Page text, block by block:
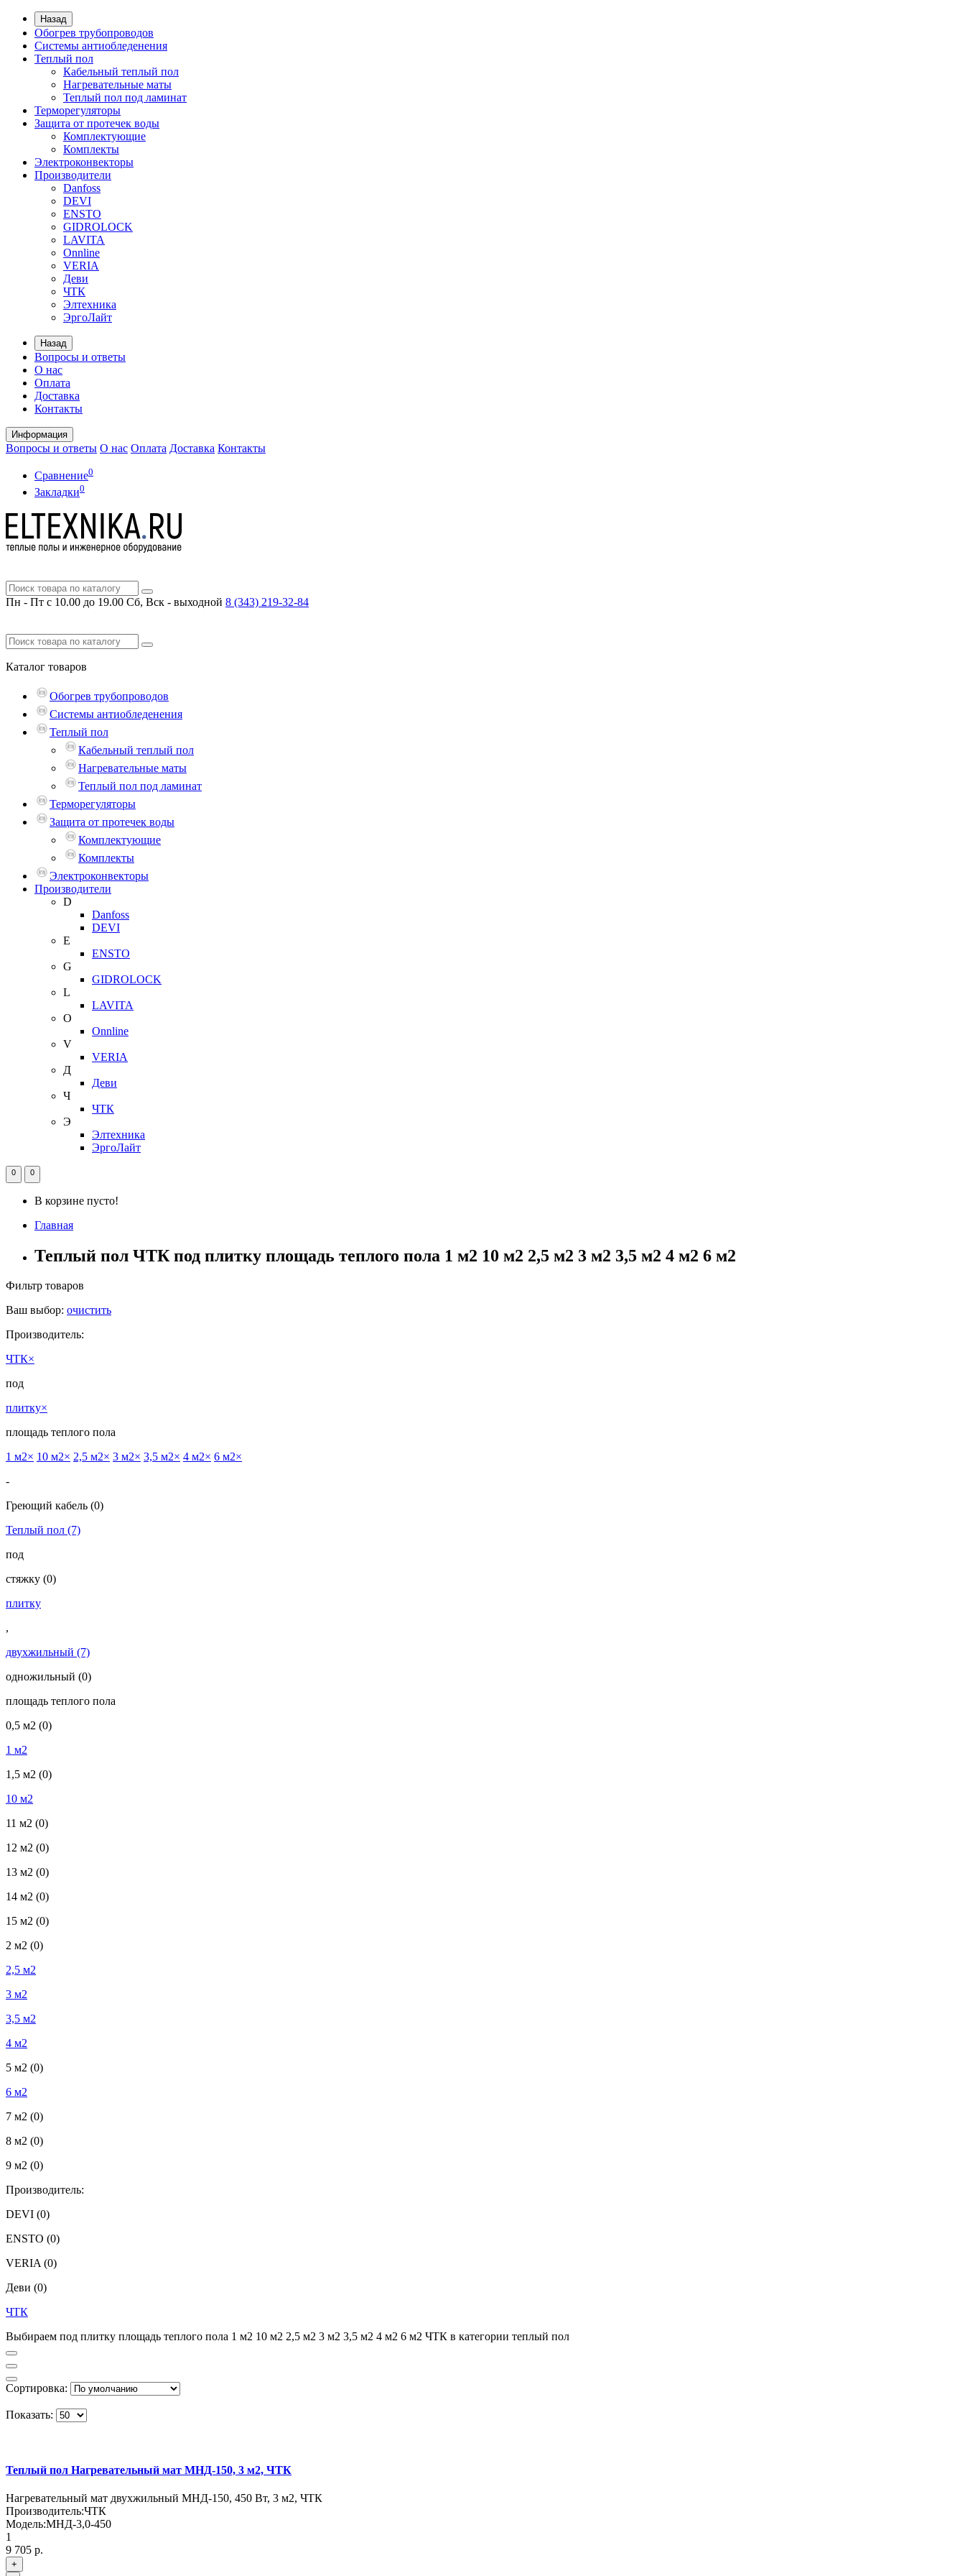
Назад
Обогрев трубопроводов
Системы антиобледенения
Теплый пол
Кабельный теплый пол
Нагревательные маты
Теплый пол под ламинат
Терморегуляторы
Защита от протечек воды
Комплектующие
Комплекты
Электроконвекторы
Производители
Danfoss
DEVI
ENSTO
GIDROLOCK
LAVITA
Onnline
VERIA
Деви
ЧТК
Элтехника
ЭргоЛайт
Назад
Вопросы и ответы
О нас
Оплата
Доставка
Контакты
Информация
Вопросы и ответы О нас Оплата Доставка Контакты
Сравнение0
Закладки0
Пн - Пт с 10.00 до 19.00 Сб, Вск - выходной 8 (343) 219-32-84
Каталог товаров
Обогрев трубопроводов
Системы антиобледенения
Теплый пол
Кабельный теплый пол
Нагревательные маты
Теплый пол под ламинат
Терморегуляторы
Защита от протечек воды
Комплектующие
Комплекты
Электроконвекторы
Производители
D
Danfoss
DEVI
E
ENSTO
G
GIDROLOCK
L
LAVITA
O
Onnline
V
VERIA
Д
Деви
Ч
ЧТК
Э
Элтехника
ЭргоЛайт
0 0
В корзине пусто!
Главная
Теплый пол ЧТК под плитку площадь теплого пола 1 м2 10 м2 2,5 м2 3 м2 3,5 м2 4 м2 6 м2
Фильтр товаров
Ваш выбор: очистить
Производитель:
ЧТК×
под
плитку×
площадь теплого пола
1 м2× 10 м2× 2,5 м2× 3 м2× 3,5 м2× 4 м2× 6 м2×
-
Греющий кабель (0)
Теплый пол (7)
под
cтяжку (0)
плитку
,
двухжильный (7)
одножильный (0)
площадь теплого пола
0,5 м2 (0)
1 м2
1,5 м2 (0)
10 м2
11 м2 (0)
12 м2 (0)
13 м2 (0)
14 м2 (0)
15 м2 (0)
2 м2 (0)
2,5 м2
3 м2
3,5 м2
4 м2
5 м2 (0)
6 м2
7 м2 (0)
8 м2 (0)
9 м2 (0)
Производитель:
DEVI (0)
ENSTO (0)
VERIA(0)
Деви (0)
ЧТК
Выбираем под плитку площадь теплого пола 1 м2 10 м2 2,5 м2 3 м2 3,5 м2 4 м2 6 м2 ЧТК в категории теплый пол
Сортировка:
Показать:
Теплый пол Нагревательный мат МНД-150, 3 м2, ЧТК
Нагревательный мат двухжильный МНД-150, 450 Вт, 3 м2, ЧТК
Производитель:ЧТК
Модель:МНД-3,0-450
1
9 705 р.
+